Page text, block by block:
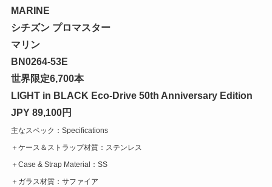
MARINE
シチズン プロマスター
マリン
BN0264-53E
世界限定6,700本
LIGHT in BLACK Eco-Drive 50th Anniversary Edition
JPY 89,100円
主なスペック：Specifications
＋ケース＆ストラップ材質：ステンレス
＋Case & Strap Material：SS
＋ガラス材質：サファイア